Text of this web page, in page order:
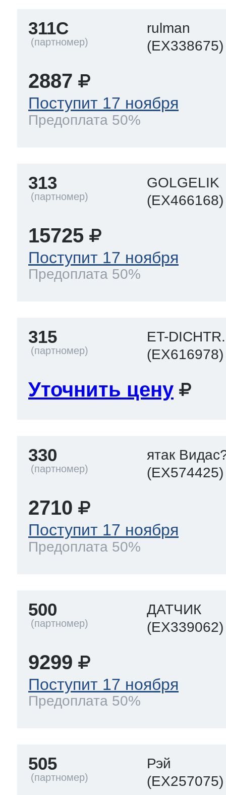
311C
rulman
(EX338675)
2887
Поступит 17 ноября
Предоплата 50%
313
GOLGELIK
(EX466168)
15725
Поступит 17 ноября
Предоплата 50%
315
ET-
(EX616978)
Уточнить цену
330
ятак
(EX574425)
2710
Поступит 17 ноября
Предоплата 50%
500
ДАТЧИК
(EX339062)
9299
Поступит 17 ноября
Предоплата 50%
505
Рэй
(EX257075)